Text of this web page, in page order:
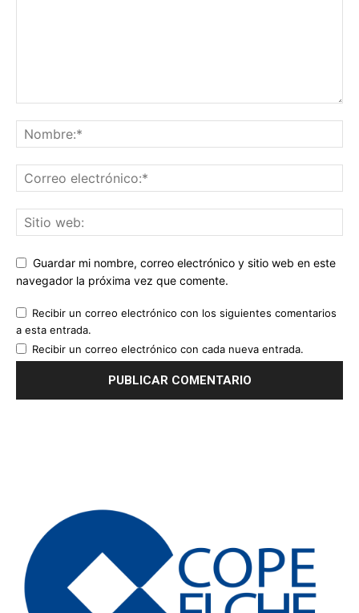
Guardar mi nombre, correo electrónico y sitio web en este
navegador la próxima vez que comente.
Recibir un correo electrónico con los siguientes comentarios
a esta entrada.
Recibir un correo electrónico con cada nueva entrada.